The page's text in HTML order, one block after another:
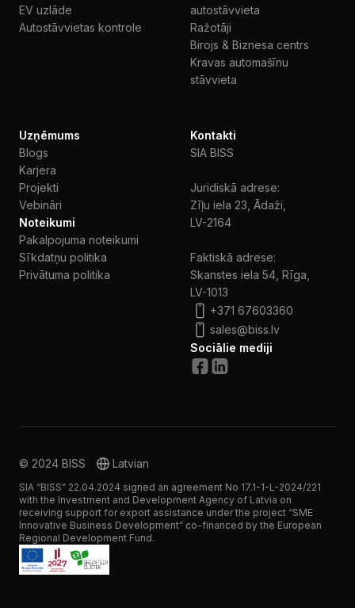
EV uzlāde
Autostāvvietas kontrole
autostāvvieta
Ražotāji
Birojs & Biznesa centrs
Kravas automašīnu
stāvvieta
Uzņēmums
Blogs
Karjera
Projekti
Vebināri
Noteikumi
Pakalpojuma noteikumi
Sīkdatņu politika
Privātuma politika
Kontakti
SIA BISS
Juridiskā adrese:
Zīļu iela 23, Ādaži,
LV-2164
Faktiskā adrese:
Skanstes iela 54, Rīga,
LV-1013
+371 67603360
sales@biss.lv
Sociālie mediji
© 2024 BISS Latvian
SIA “BISS” 22.04.2024 signed an agreement No 17.1-1-L-2024/221
with the Investment and Development Agency of Latvia on
receiving support for export assistance under the project “SME
Innovative Business Development” co-financed by the European
Regional Development Fund.